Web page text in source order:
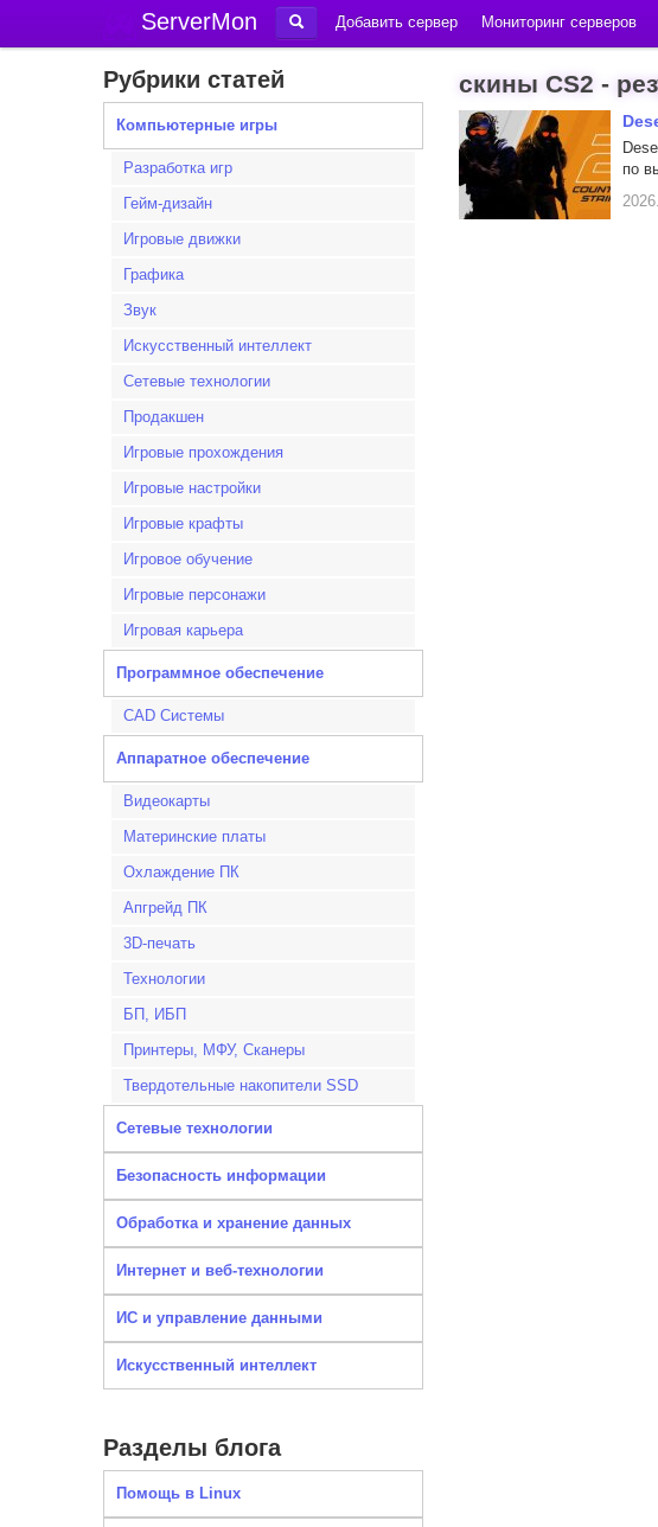
ServerMon Добавить сервер Мониторинг серверов
Рубрики статей
Компьютерные игры
Разработка игр
Гейм-дизайн
Игровые движки
Графика
Звук
Искусственный интеллект
Сетевые технологии
Продакшен
Игровые прохождения
Игровые настройки
Игровые крафты
Игровое обучение
Игровые персонажи
Игровая карьера
Программное обеспечение
CAD Системы
Аппаратное обеспечение
Видеокарты
Материнские платы
Охлаждение ПК
Апгрейд ПК
3D-печать
Технологии
БП, ИБП
Принтеры, МФУ, Сканеры
Твердотельные накопители SSD
Сетевые технологии
Безопасность информации
Обработка и хранение данных
Интернет и веб-технологии
ИС и управление данными
Искусственный интеллект
Разделы блога
Помощь в Linux
скины CS2 -
по